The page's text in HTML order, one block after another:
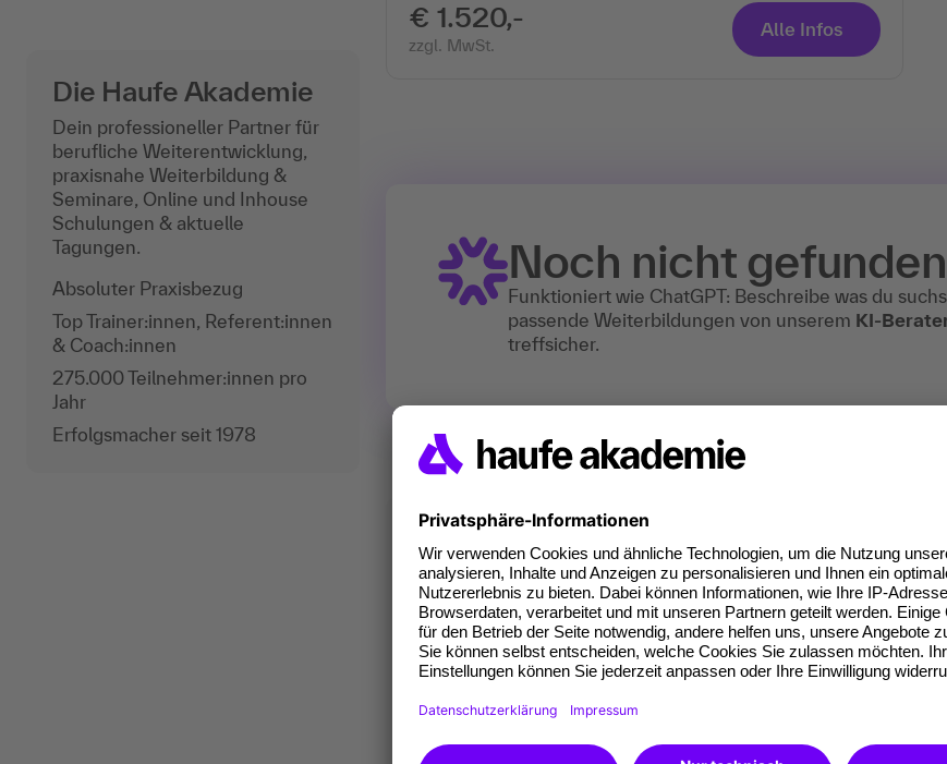
Die Haufe Akademie
Dein professioneller Partner für
berufliche Weiterentwicklung,
praxisnahe Weiterbildung &
Seminare, Online und Inhouse
Schulungen & aktuelle
Tagungen.
Absoluter Praxisbezug
Top Trainer:innen, Referent:innen
& Coach:innen
275.000 Teilnehmer:innen pro
Jahr
Erfolgsmacher seit 1978
€ 1.520,-
zzgl. MwSt.
Alle Infos
Noch nicht
Funktioniert wie ChatGPT: Beschreibe was du
passende Weiterbildungen von unserem KI-
treffsicher.
Für dich interessante Blog-
Zum Haufe Akademie Blog